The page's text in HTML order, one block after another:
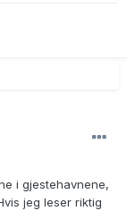
i gjestehavnene,
jeg leser riktig